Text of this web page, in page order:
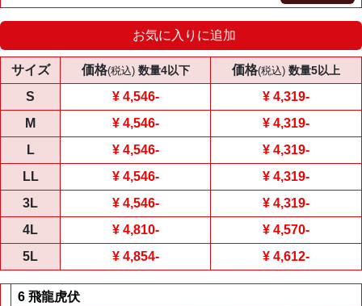
お気に入りに追加
サイズ 価格(税込) 数量4以下 価格(税込) 数量5以上
S ¥ 4,546- ¥ 4,319-
M
¥ 4,546- ¥ 4,319-
L
¥ 4,546- ¥ 4,319-
LL
¥ 4,546- ¥ 4,319-
3L
¥ 4,546- ¥ 4,319-
4L
¥ 4,810- ¥ 4,570-
5L
¥ 4,854- ¥ 4,612-
6 飛龍虎伏